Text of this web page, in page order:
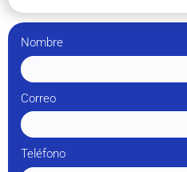
Nombre
Correo
Teléfono